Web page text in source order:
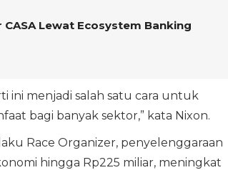
Lewat Ecosystem Banking
ini menjadi salah satu cara untuk
bagi banyak sektor,” kata Nixon.
Race Organizer, penyelenggaraan
hingga Rp225 miliar, meningkat